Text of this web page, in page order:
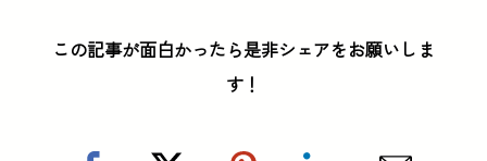
この記事が面白かったら是非シェアをお願いしま
す！